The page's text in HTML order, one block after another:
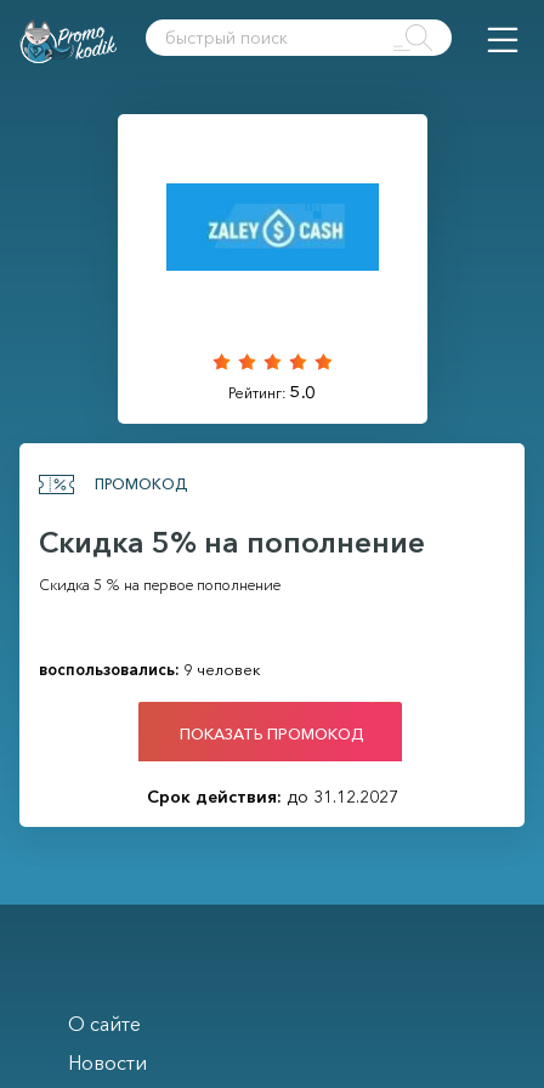
Рейтинг: 5.0
ПРОМОКОД
Скидка 5% на пополнение
Скидка 5 % на первое пополнение
воспользовались: 9 человек
ПОКАЗАТЬ ПРОМОКОД
Срок действия: до 31.12.2027
О сайте
Новости